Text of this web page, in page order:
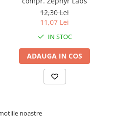
pe zi, seara, cu un
hidratare adecvată pe
nu trebuie să depășească 7
12,30 Lei
11,07 Lei
IN STOC
ADAUGA IN COS
noastre